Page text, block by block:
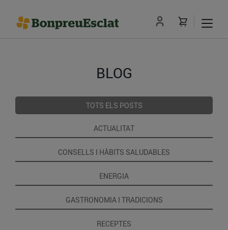
BLOG
TOTS ELS POSTS
ACTUALITAT
CONSELLS I HÀBITS SALUDABLES
ENERGIA
GASTRONOMIA I TRADICIONS
RECEPTES